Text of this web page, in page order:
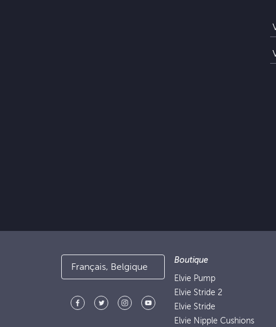
Français, Belgique
Boutique
Elvie Pump
Elvie Stride 2
Elvie Stride
Elvie Nipple Cushions